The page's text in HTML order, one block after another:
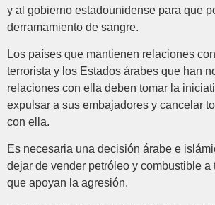
y al gobierno estadounidense para que
derramamiento de sangre.
Los países que mantienen relaciones
terrorista y los Estados árabes que han
relaciones con ella deben tomar la
expulsar a sus embajadores y cancelar
con ella.
Es necesaria una decisión árabe e
dejar de vender petróleo y combustible a
que apoyan la agresión.